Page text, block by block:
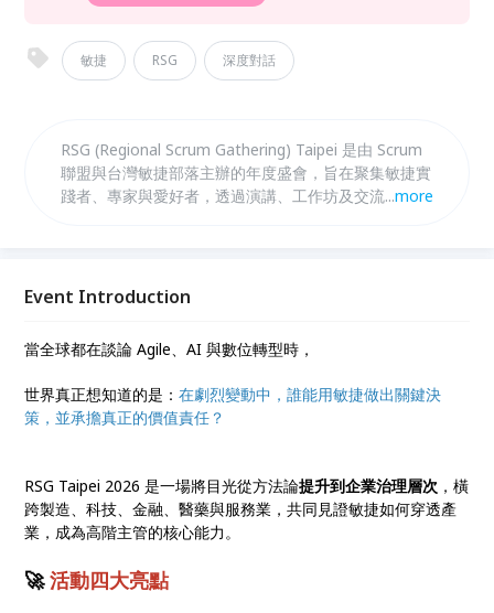
敏捷 RSG 深度對話
RSG (Regional Scrum Gathering) Taipei 是由 Scrum
聯盟與台灣敏捷部落主辦的年度盛會，旨在聚集敏捷實
踐者、專家與愛好者，透過演講、工作坊及交流分享最
...more
Event Introduction
當全球都在談論 Agile、AI 與數位轉型時，
世界真正想知道的是：在劇烈變動中，誰能用敏捷做出關鍵決
策，並承擔真正的價值責任？
RSG Taipei 2026 是一場將目光從方法論提升到企業治理層次 ，橫
跨製造、科技、金融、醫藥與服務業，共同見證敏捷如何穿透產
業，成為高階主管的核心能力。
🚀活動四大亮點